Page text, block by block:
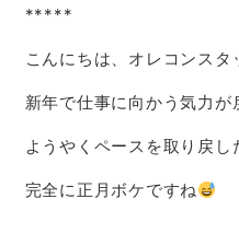
*****
こんにちは、オレコンスタ
新年で仕事に向かう気力が
ようやくペースを取り戻し
完全に正月ボケですね